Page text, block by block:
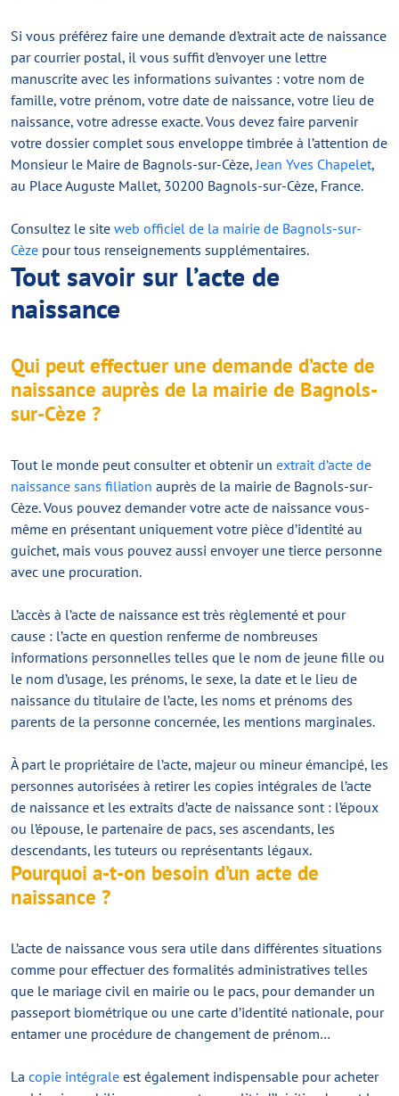
Si vous préférez faire une demande d’extrait acte de naissance
par courrier postal, il vous suffit d’envoyer une lettre
manuscrite avec les informations suivantes : votre nom de
famille, votre prénom, votre date de naissance, votre lieu de
naissance, votre adresse exacte. Vous devez faire parvenir
votre dossier complet sous enveloppe timbrée à l’attention de
Monsieur le Maire de Bagnols-sur-Cèze,Jean Yves Chapelet,
au Place Auguste Mallet, 30200 Bagnols-sur-Cèze, France.
Consultez le site web officiel de la mairie de Bagnols-sur-
Cèze pour tous renseignements supplémentaires.
Tout savoir sur l’acte de
naissance
Qui peut effectuer une demande d’acte de
naissance auprès de la mairie de Bagnols-
sur-Cèze ?
Tout le monde peut consulter et obtenir un extrait d’acte de
naissance sans filiation auprès de la mairie de Bagnols-sur-
Cèze. Vous pouvez demander votre acte de naissance vous-
même en présentant uniquement votre pièce d’identité au
guichet, mais vous pouvez aussi envoyer une tierce personne
avec une procuration.
L’accès à l’acte de naissance est très règlementé et pour
cause : l’acte en question renferme de nombreuses
informations personnelles telles que le nom de jeune fille ou
le nom d’usage, les prénoms, le sexe, la date et le lieu de
naissance du titulaire de l’acte, les noms et prénoms des
parents de la personne concernée, les mentions marginales.
À part le propriétaire de l’acte, majeur ou mineur émancipé, les
personnes autorisées à retirer les copies intégrales de l’acte
de naissance et les extraits d’acte de naissance sont : l’époux
ou l’épouse, le partenaire de pacs, ses ascendants, les
descendants, les tuteurs ou représentants légaux.
Pourquoi a-t-on besoin d’un acte de
naissance ?
L’acte de naissance vous sera utile dans différentes situations
comme pour effectuer des formalités administratives telles
que le mariage civil en mairie ou le pacs, pour demander un
passeport biométrique ou une carte d’identité nationale, pour
entamer une procédure de changement de prénom…
La copie intégrale est également indispensable pour acheter